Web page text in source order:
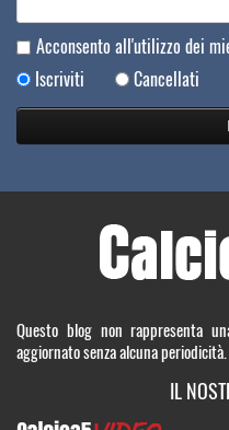
Acconsento all'utilizzo dei
Iscriviti
Cancellati
Questo blog non rappresenta
aggiornato senza alcuna periodicità.
IL